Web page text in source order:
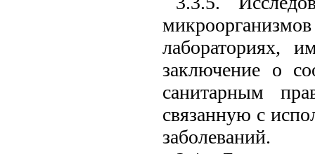
лабораториях,
заключение о
санитарным
связанную с
заболеваний.